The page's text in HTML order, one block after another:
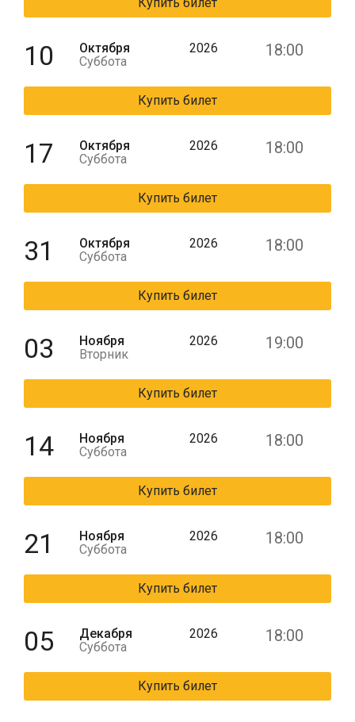
10
Октября
Суббота
2026 18:00
Купить билет
17
Октября
Суббота
2026 18:00
Купить билет
31
Октября
Суббота
2026 18:00
Купить билет
03
Ноября
Вторник
2026 19:00
Купить билет
14
Ноября
Суббота
2026 18:00
Купить билет
21
Ноября
Суббота
2026 18:00
Купить билет
05
Декабря
Суббота
2026 18:00
Купить билет